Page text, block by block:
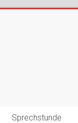
Sprechstunde